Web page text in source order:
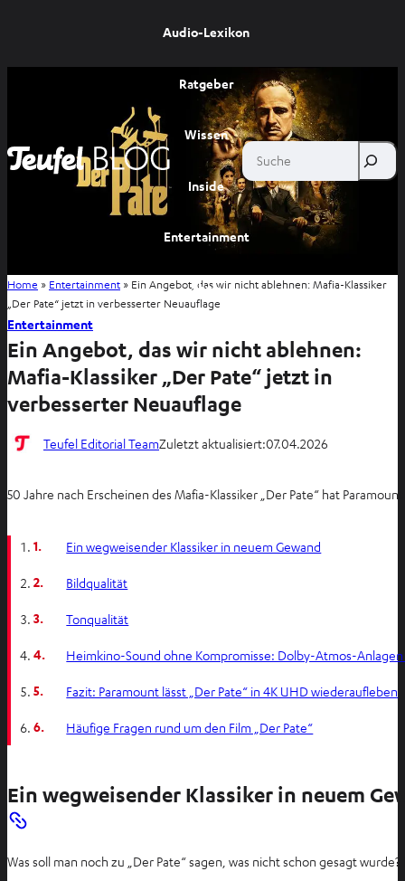
Audio-Lexikon
Ratgeber
Wissen
Inside
Entertainment
Shop
Suche
Home » Entertainment » Ein Angebot, das wir nicht ablehnen: Mafia-Klassiker
„Der Pate“ jetzt in verbesserter Neuauflage
Entertainment
Ein Angebot, das wir nicht ablehnen:
Mafia-Klassiker „Der Pate“ jetzt in
verbesserter Neuauflage
Teufel Editorial TeamZuletzt aktualisiert:07.04.2026
50 Jahre nach Erscheinen des Mafia-Klassiker „Der Pate“ hat
1. Ein wegweisender Klassiker in neuem Gewand
2. Bildqualität
3. Tonqualität
4. Heimkino-Sound ohne Kompromisse: Dolby-Atmos-
5. Fazit: Paramount lässt „Der Pate“ in 4K UHD wiederaufleben
6. Häufige Fragen rund um den Film „Der Pate“
Ein wegweisender Klassiker in neuem
Was soll man noch zu „Der Pate“ sagen, was nicht schon gesagt